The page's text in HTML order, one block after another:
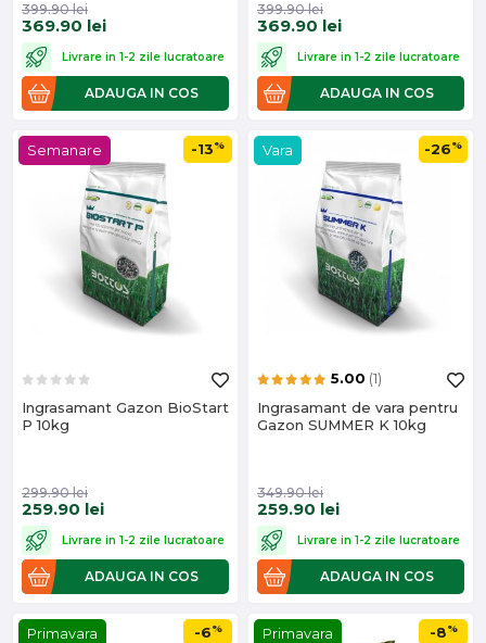
369.90 lei
399.90 lei
Livrare in 1-2 zile lucratoare
ADAUGA IN COS
369.90 lei
399.90 lei
Livrare in 1-2 zile lucratoare
ADAUGA IN COS
-13%
Semanare
Ingrasamant Gazon BioStart
P 10kg
259.90 lei
299.90 lei
Livrare in 1-2 zile lucratoare
ADAUGA IN COS
-26%
Vara
5.00 (1)
Ingrasamant de vara pentru
Gazon SUMMER K 10kg
259.90 lei
349.90 lei
Livrare in 1-2 zile lucratoare
ADAUGA IN COS
-6%
Primavara -8%
Primavara